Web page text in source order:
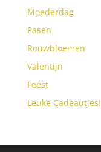
Moederdag
Pasen
Rouwbloemen
Valentijn
Feest
Leuke Cadeautjes!